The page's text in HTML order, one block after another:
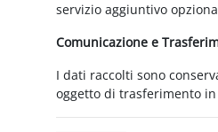
servizio aggiuntivo
Comunicazione e
I dati raccolti sono
oggetto di trasferimento